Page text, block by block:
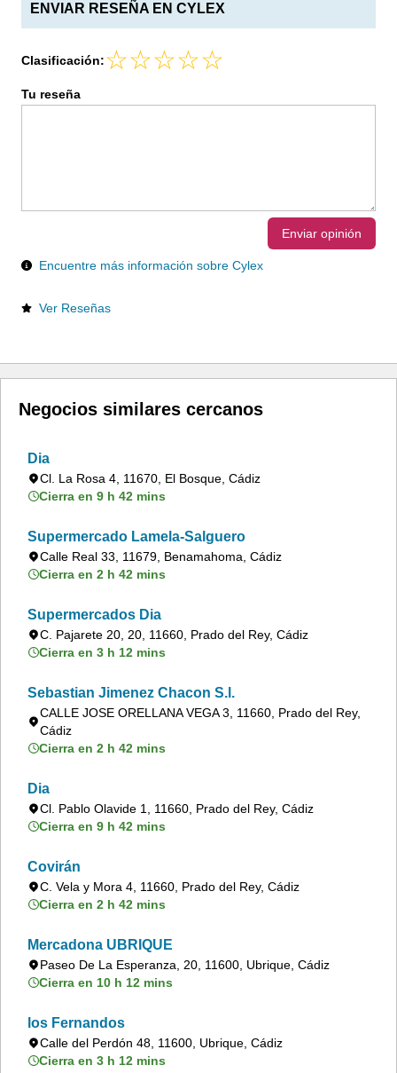
ENVIAR RESEÑA EN CYLEX
Clasificación:
Tu reseña
Enviar opinión
Encuentre más información sobre Cylex
Ver Reseñas
Negocios similares cercanos
Dia
Cl. La Rosa 4, 11670, El Bosque, Cádiz
Cierra en 9 h 42 mins
Supermercado Lamela-Salguero
Calle Real 33, 11679, Benamahoma, Cádiz
Cierra en 2 h 42 mins
Supermercados Dia
C. Pajarete 20, 20, 11660, Prado del Rey, Cádiz
Cierra en 3 h 12 mins
Sebastian Jimenez Chacon S.l.
CALLE JOSE ORELLANA VEGA 3, 11660, Prado del Rey,
Cádiz
Cierra en 2 h 42 mins
Dia
Cl. Pablo Olavide 1, 11660, Prado del Rey, Cádiz
Cierra en 9 h 42 mins
Covirán
C. Vela y Mora 4, 11660, Prado del Rey, Cádiz
Cierra en 2 h 42 mins
Mercadona UBRIQUE
Paseo De La Esperanza, 20, 11600, Ubrique, Cádiz
Cierra en 10 h 12 mins
los Fernandos
Calle del Perdón 48, 11600, Ubrique, Cádiz
Cierra en 3 h 12 mins